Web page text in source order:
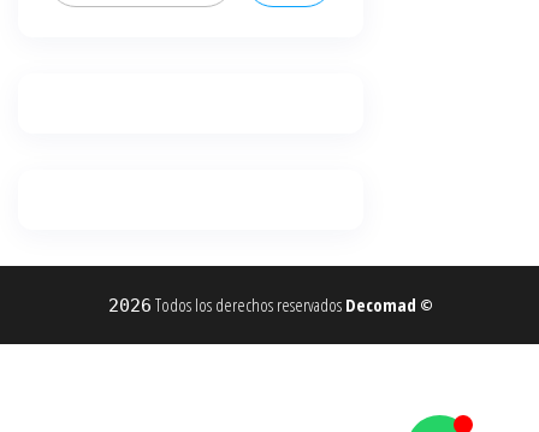
2026 Todos los derechos reservados Decomad ©